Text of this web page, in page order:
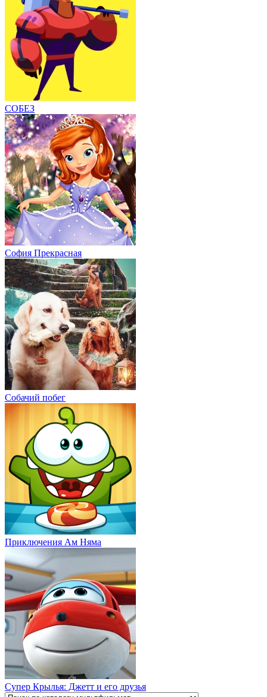
СОБЕЗ
София Прекрасная
Собачий побег
Приключения Ам Няма
Супер Крылья: Джетт и его друзья